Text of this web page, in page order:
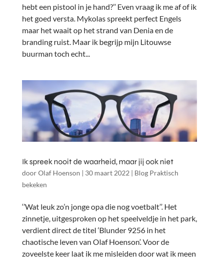
hebt een pistool in je hand?’’ Even vraag ik me af of ik
het goed versta. Mykolas spreekt perfect Engels
maar het waait op het strand van Denia en de
branding ruist. Maar ik begrijp mijn Litouwse
buurman toch echt...
Ik spreek nooit de waarheid, maar jij ook niet
doorOlaf Hoenson | 30 maart 2022 | Blog Praktisch
bekeken
‘’Wat leuk zo’n jonge opa die nog voetbalt’’. Het
zinnetje, uitgesproken op het speelveldje in het park,
verdient direct de titel ‘Blunder 9256 in het
chaotische leven van Olaf Hoenson’. Voor de
zoveelste keer laat ik me misleiden door wat ik meen